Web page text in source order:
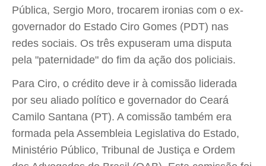
Pública, Sergio Moro, trocarem ironias com o ex-
governador do Estado Ciro Gomes (PDT) nas
redes sociais. Os três expuseram uma disputa
pela "paternidade" do fim da ação dos policiais.
Para Ciro, o crédito deve ir à comissão liderada
por seu aliado político e governador do Ceará
Camilo Santana (PT). A comissão também era
formada pela Assembleia Legislativa do Estado,
Ministério Público, Tribunal de Justiça e Ordem